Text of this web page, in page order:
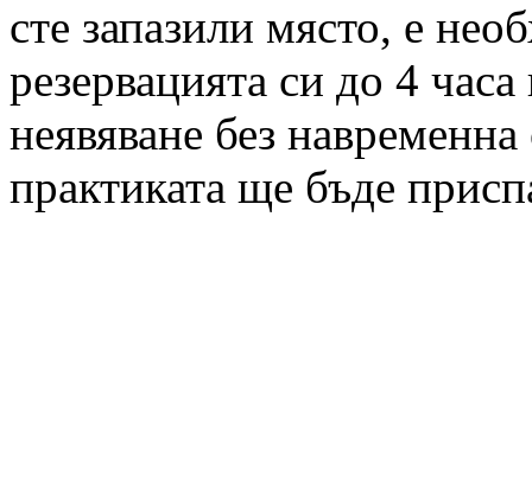
сте запазили място, е
резервацията си до 4
неявяване без
практиката ще бъде